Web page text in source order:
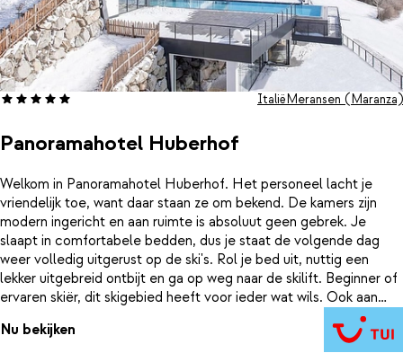
Panoramahotel Huberhof
ItaliëMeransen (Maranza)
Welkom in Panoramahotel Huberhof. Het personeel lacht je
vriendelijk toe, want daar staan ze om bekend. De kamers zijn
modern ingericht en aan ruimte is absoluut geen gebrek. Je
slaapt in comfortabele bedden, dus je staat de volgende dag
weer volledig uitgerust op de ski's. Rol je bed uit, nuttig een
lekker uitgebreid ontbijt en ga op weg naar de skilift. Beginner of
ervaren skiër, dit skigebied heeft voor ieder wat wils. Ook aan
tafel zal het je aan niets ontbreken. Wie overdag flink in de
benen gaat, lust tenslotte wel wat lekkers. Een uitgebreid en
Nu bekijken